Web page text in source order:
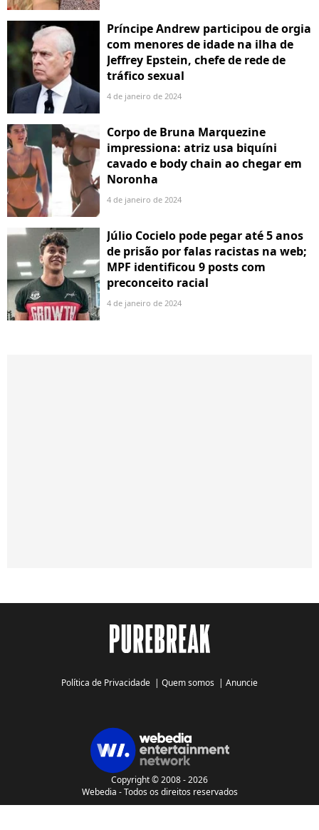
Príncipe Andrew participou de orgia
com menores de idade na ilha de
Jeffrey Epstein, chefe de rede de
tráfico sexual
4 de janeiro de 2024
Corpo de Bruna Marquezine
impressiona: atriz usa biquíni
cavado e body chain ao chegar em
Noronha
4 de janeiro de 2024
Júlio Cocielo pode pegar até 5 anos
de prisão por falas racistas na web;
MPF identificou 9 posts com
preconceito racial
4 de janeiro de 2024
Política de Privacidade | Quem somos | Anuncie
Copyright © 2008 - 2026
Webedia - Todos os direitos reservados